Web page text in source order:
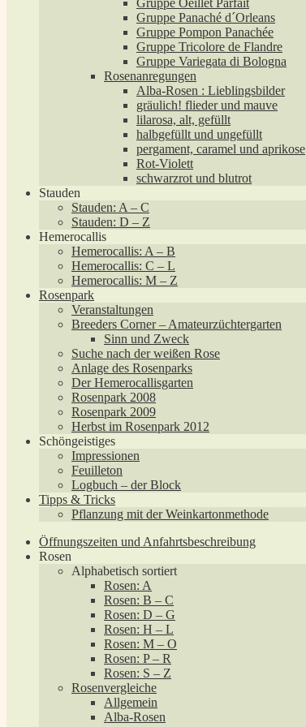
Gruppe Oeillet Parfait
Gruppe Panaché d´Orleans
Gruppe Pompon Panachée
Gruppe Tricolore de Flandre
Gruppe Variegata di Bologna
Rosenanregungen
Alba-Rosen : Lieblingsbilder
gräulich! flieder und mauve
lilarosa, alt, gefüllt
halbgefüllt und ungefüllt
pergament, caramel und aprikose
Rot-Violett
schwarzrot und blutrot
Stauden
Stauden: A – C
Stauden: D – Z
Hemerocallis
Hemerocallis: A – B
Hemerocallis: C – L
Hemerocallis: M – Z
Rosenpark
Veranstaltungen
Breeders Corner – Amateurzüchtergarten
Sinn und Zweck
Suche nach der weißen Rose
Anlage des Rosenparks
Der Hemerocallisgarten
Rosenpark 2008
Rosenpark 2009
Herbst im Rosenpark 2012
Schöngeistiges
Impressionen
Feuilleton
Logbuch – der Block
Tipps & Tricks
Pflanzung mit der Weinkartonmethode
Öffnungszeiten und Anfahrtsbeschreibung
Rosen
Alphabetisch sortiert
Rosen: A
Rosen: B – C
Rosen: D – G
Rosen: H – L
Rosen: M – O
Rosen: P – R
Rosen: S – Z
Rosenvergleiche
Allgemein
Alba-Rosen